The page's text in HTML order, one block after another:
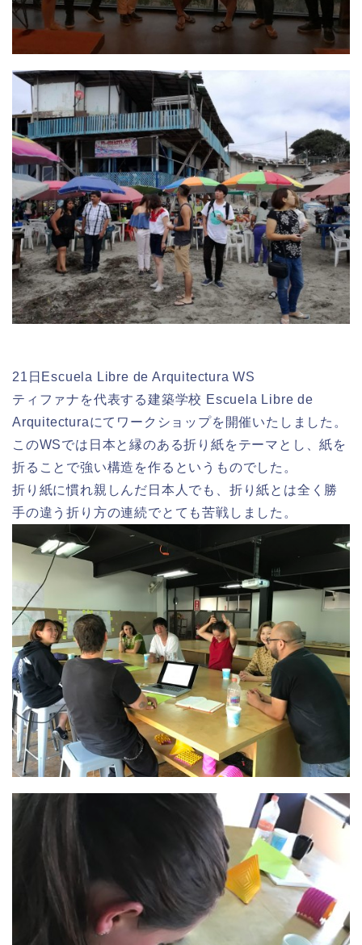
21日Escuela Libre de Arquitectura WS
ティファナを代表する建築学校 Escuela Libre de
Arquitecturaにてワークショップを開催いたしました。
このWSでは日本と縁のある折り紙をテーマとし、紙を
折ることで強い構造を作るというものでした。
折り紙に慣れ親しんだ日本人でも、折り紙とは全く勝
手の違う折り方の連続でとても苦戦しました。